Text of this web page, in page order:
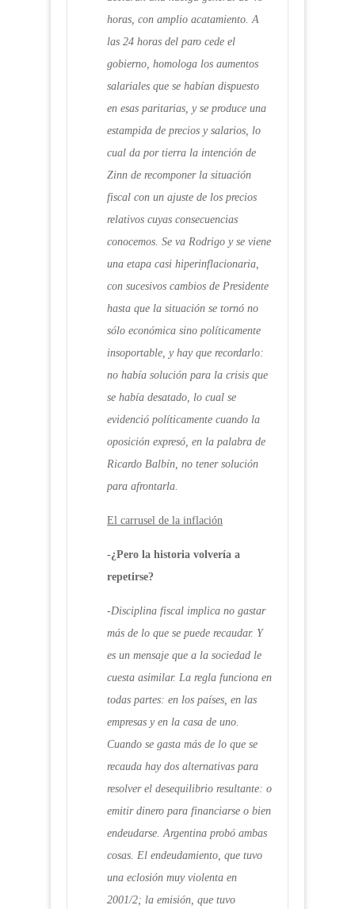
horas, con amplio acatamiento. A
las 24 horas del paro cede el
gobierno, homologa los aumentos
salariales que se habían dispuesto
en esas paritarias, y se produce una
estampida de precios y salarios, lo
cual da por tierra la intención de
Zinn de recomponer la situación
fiscal con un ajuste de los precios
relativos cuyas consecuencias
conocemos. Se va Rodrigo y se viene
una etapa casi hiperinflacionaria,
con sucesivos cambios de Presidente
hasta que la situación se tornó no
sólo económica sino políticamente
insoportable, y hay que recordarlo:
no había solución para la crisis que
se había desatado, lo cual se
evidenció políticamente cuando la
oposición expresó, en la palabra de
Ricardo Balbín, no tener solución
para afrontarla.
El carrusel de la inflación
-¿Pero la historia volvería a
repetirse?
-Disciplina fiscal implica no gastar
más de lo que se puede recaudar. Y
es un mensaje que a la sociedad le
cuesta asimilar. La regla funciona en
todas partes: en los países, en las
empresas y en la casa de uno.
Cuando se gasta más de lo que se
recauda hay dos alternativas para
resolver el desequilibrio resultante: o
emitir dinero para financiarse o bien
endeudarse. Argentina probó ambas
cosas. El endeudamiento, que tuvo
una eclosión muy violenta en
2001/2; la emisión, que tuvo